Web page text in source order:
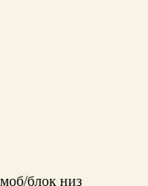
моб/блок низ